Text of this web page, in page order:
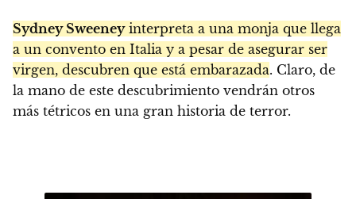
Sydney Sweeneyinterpreta a una monja que llega
a un convento en Italia y a pesar de asegurar ser
virgen, descubren que está embarazada. Claro, de
la mano de este descubrimiento vendrán otros
más tétricos en una gran historia de terror.